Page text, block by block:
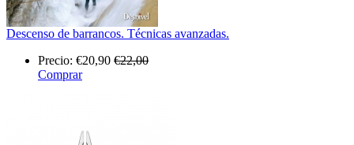
Descenso de barrancos. Técnicas avanzadas.
Precio: €20,90 €22,00
Comprar